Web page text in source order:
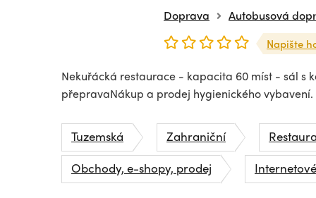
Doprava Autobusová
Napište
Nekuřácká restaurace - kapacita 60 míst - sál s
přepravaNákup a prodej hygienického vybavení.
Tuzemská Zahraniční
Obchody, e-shopy, prodej